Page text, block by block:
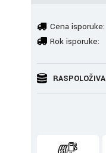
Cena isporuke:
Rok isporuke: